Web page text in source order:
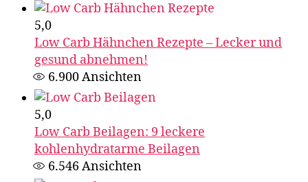
5,0
Low Carb Hähnchen Rezepte – Lecker und
gesund abnehmen!
6.900Ansichten
5,0
Low Carb Beilagen: 9 leckere
kohlenhydratarme Beilagen
6.546Ansichten